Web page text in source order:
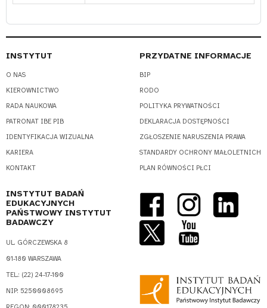
INSTYTUT
O NAS
KIEROWNICTWO
RADA NAUKOWA
PATRONAT IBE PIB
IDENTYFIKACJA WIZUALNA
KARIERA
KONTAKT
PRZYDATNE INFORMACJE
BIP
RODO
POLITYKA PRYWATNOŚCI
DEKLARACJA DOSTĘPNOŚCI
ZGŁOSZENIE NARUSZENIA PRAWA
STANDARDY OCHRONY MAŁOLETNICH
PLAN RÓWNOŚCI PŁCI
INSTYTUT BADAŃ
EDUKACYJNYCH
PAŃSTWOWY INSTYTUT
BADAWCZY
UL. GÓRCZEWSKA 8
01-180 WARSZAWA
TEL.: (22) 24-17-100
NIP: 5250008695